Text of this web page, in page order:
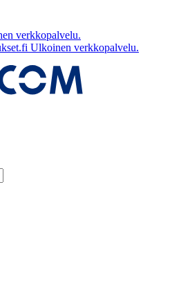
verkkopalvelu.
Ulkoinen verkkopalvelu.